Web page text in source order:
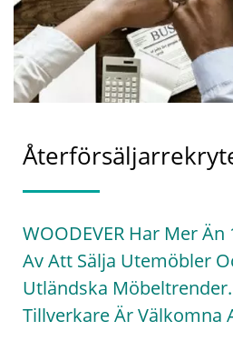
WOODEVER Har Mer
Av Att Sälja Utemöbler
Utländska
Tillverkare Är Välkomna